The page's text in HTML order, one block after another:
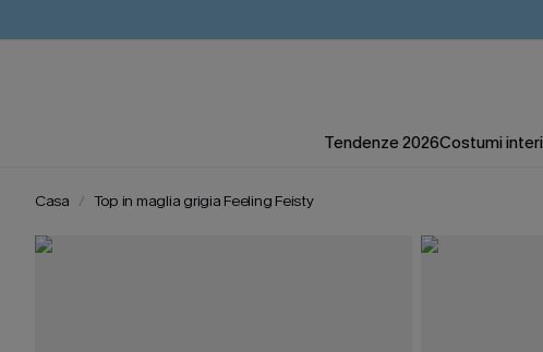
Tendenze 2026Costumi interi
Casa Top in maglia grigia Feeling Feisty